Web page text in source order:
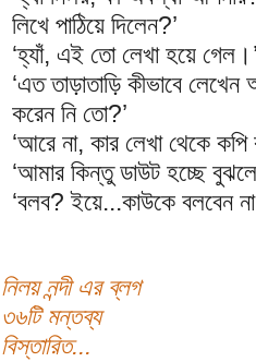
লিখে পাঠিয়ে দিলেন?’
‘হ্যাঁ, এই তো লেখা হয়ে
‘এত তাড়াতাড়ি কীভাবে
করেন নি তো?’
‘আরে না, কার লেখা থেকে
‘আমার কিন্তু ডাউট হচ্ছে
‘বলব? ইয়ে...কাউকে বলবেন
নিলয় নন্দী এর ব্লগ
৩৬টি মন্তব্য
বিস্তারিত...